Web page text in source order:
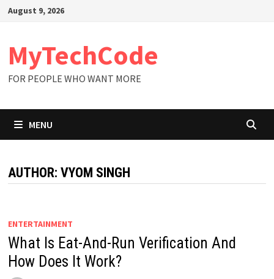
SkipAugust 9, 2026
MyTechCode
FOR PEOPLE WHO WANT MORE
MENU
AUTHOR: VYOM SINGH
ENTERTAINMENT
What Is Eat-And-Run Verification And
How Does It Work?